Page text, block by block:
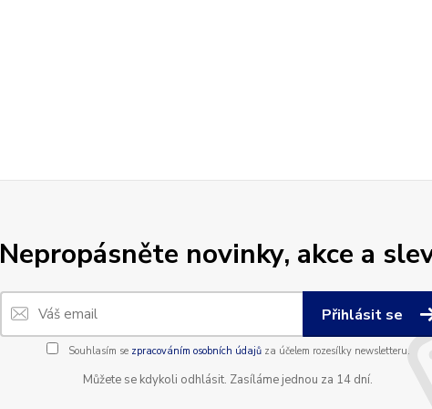
Nepropásněte novinky, akce a
Přihlásit se
Souhlasím se zpracováním osobních údajůza účelem rozesílky newsletteru.
Můžete se kdykoli odhlásit. Zasíláme jednou za 14 dní.